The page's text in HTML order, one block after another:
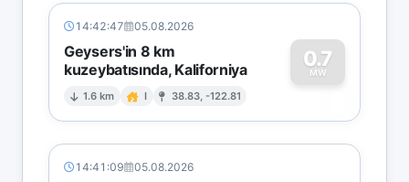
14:42:47 05.08.2026
Geysers'in 8 km
kuzeybatısında, Kaliforniya
1.6 km I 38.83, -122.81
0.7
MW
0
14:41:09 05.08.2026